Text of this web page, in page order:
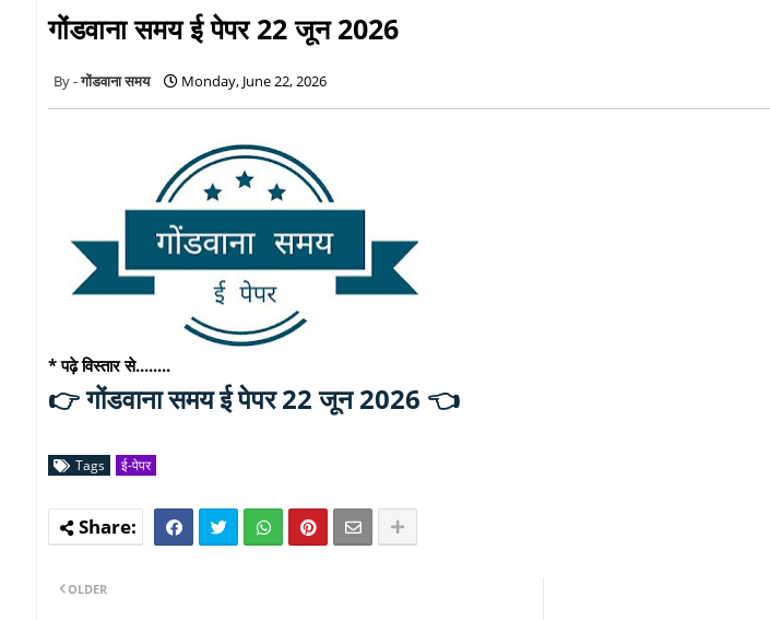
गोंडवाना समय ई पेपर 22 जून 2026
गोंडवाना समय Monday, June 22, 2026
* पढ़े विस्तार से........
👉 गोंडवाना समय ई पेपर 22 जून 2026 👈
Tags ई-पेपर
OLDER